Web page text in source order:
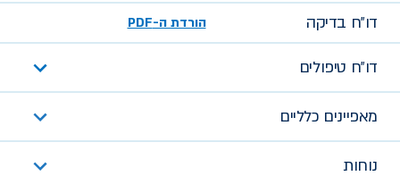
דו״ח בדיקה הורדת ה-PDF
דו״ח טיפולים
מאפיינים כלליים
נוחות